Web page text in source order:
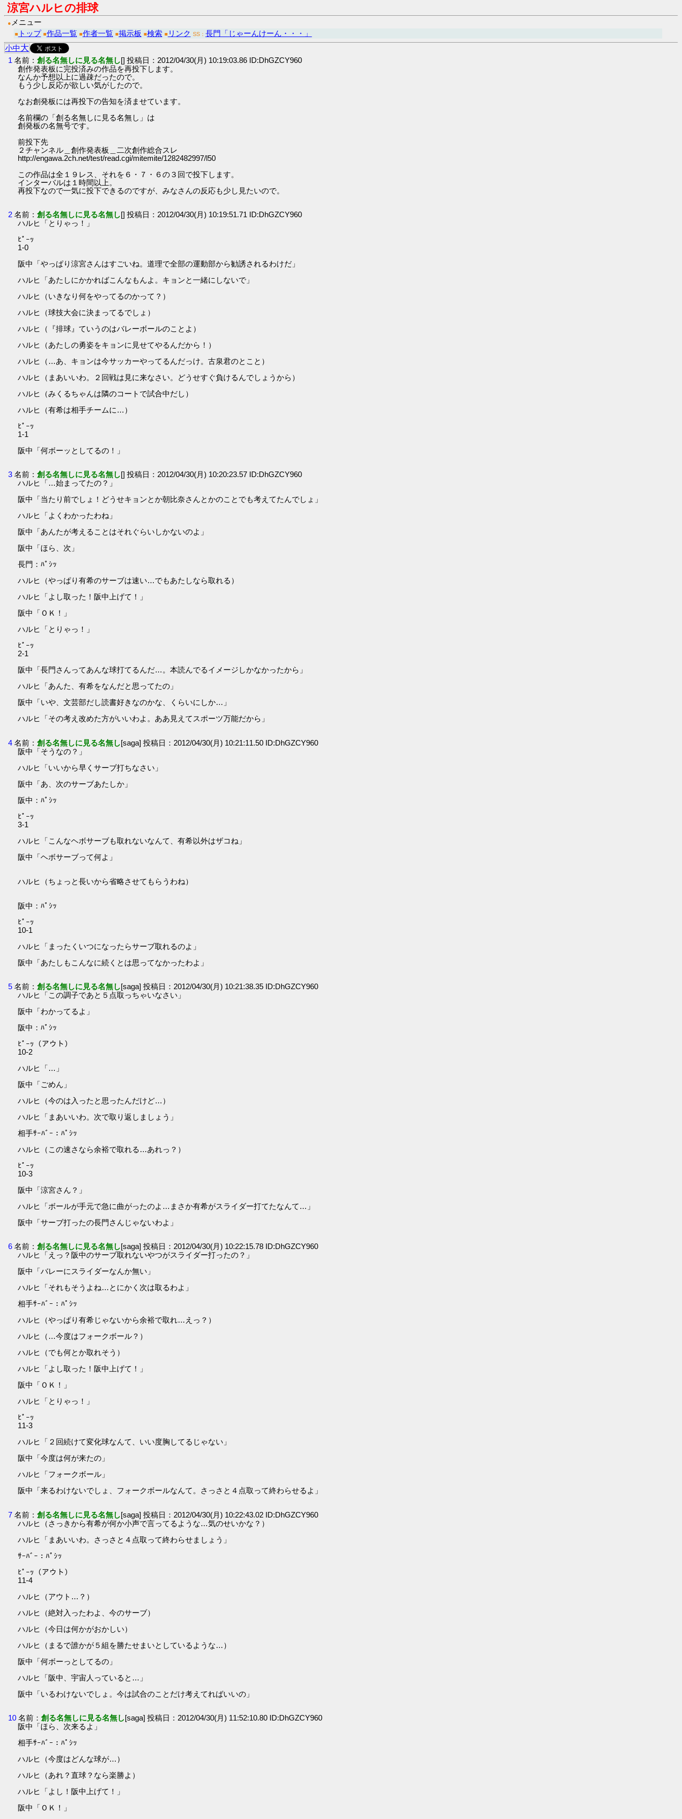
涼宮ハルヒの排球
● メニュー
■ トップ ■作品一覧 ■作者一覧 ■掲示板 ■検索 ■ リンク SS： 長門「じゃーんけーん・・・」
小中大
1 名前：創る名無しに見る名無し[] 投稿日：2012/04/30(月) 10:19:03.86 ID:DhGZCY960
創作発表板に完投済みの作品を再投下します。
なんか予想以上に過疎だったので。
もう少し反応が欲しい気がしたので。
なお創発板には再投下の告知を済ませています。
名前欄の「創る名無しに見る名無し」は
創発板の名無号です。
前投下先
２チャンネル＿創作発表板＿二次創作総合スレ
http://engawa.2ch.net/test/read.cgi/mitemite/1282482997/l50
この作品は全１９レス、それを６・７・６の３回で投下します。
インターバルは１時間以上。
再投下なので一気に投下できるのですが、みなさんの反応も少し見たいので。
2 名前：創る名無しに見る名無し[] 投稿日：2012/04/30(月) 10:19:51.71 ID:DhGZCY960
ハルヒ「とりゃっ！」
ﾋﾟｰｯ
1-0
阪中「やっぱり涼宮さんはすごいね。道理で全部の運動部から勧誘されるわけだ」
ハルヒ「あたしにかかればこんなもんよ。キョンと一緒にしないで」
ハルヒ（いきなり何をやってるのかって？）
ハルヒ（球技大会に決まってるでしょ）
ハルヒ（『排球』ていうのはバレーボールのことよ）
ハルヒ（あたしの勇姿をキョンに見せてやるんだから！）
ハルヒ（…あ、キョンは今サッカーやってるんだっけ。古泉君のとこと）
ハルヒ（まあいいわ。２回戦は見に来なさい。どうせすぐ負けるんでしょうから）
ハルヒ（みくるちゃんは隣のコートで試合中だし）
ハルヒ（有希は相手チームに…）
ﾋﾟｰｯ
1-1
阪中「何ボーッとしてるの！」
3 名前：創る名無しに見る名無し[] 投稿日：2012/04/30(月) 10:20:23.57 ID:DhGZCY960
ハルヒ「…始まってたの？」
阪中「当たり前でしょ！どうせキョンとか朝比奈さんとかのことでも考えてたんでしょ」
ハルヒ「よくわかったわね」
阪中「あんたが考えることはそれぐらいしかないのよ」
阪中「ほら、次」
長門：ﾊﾟｼｯ
ハルヒ（やっぱり有希のサーブは速い…でもあたしなら取れる）
ハルヒ「よし取った！阪中上げて！」
阪中「ＯＫ！」
ハルヒ「とりゃっ！」
ﾋﾟｰｯ
2-1
阪中「長門さんってあんな球打てるんだ…。本読んでるイメージしかなかったから」
ハルヒ「あんた、有希をなんだと思ってたの」
阪中「いや、文芸部だし読書好きなのかな、くらいにしか…」
ハルヒ「その考え改めた方がいいわよ。ああ見えてスポーツ万能だから」
4 名前：創る名無しに見る名無し[saga] 投稿日：2012/04/30(月) 10:21:11.50 ID:DhGZCY960
阪中「そうなの？」
ハルヒ「いいから早くサーブ打ちなさい」
阪中「あ、次のサーブあたしか」
阪中：ﾊﾟｼｯ
ﾋﾟｰｯ
3-1
ハルヒ「こんなヘボサーブも取れないなんて、有希以外はザコね」
阪中「ヘボサーブって何よ」
ハルヒ（ちょっと長いから省略させてもらうわね）
阪中：ﾊﾟｼｯ
ﾋﾟｰｯ
10-1
ハルヒ「まったくいつになったらサーブ取れるのよ」
阪中「あたしもこんなに続くとは思ってなかったわよ」
5 名前：創る名無しに見る名無し[saga] 投稿日：2012/04/30(月) 10:21:38.35 ID:DhGZCY960
ハルヒ「この調子であと５点取っちゃいなさい」
阪中「わかってるよ」
阪中：ﾊﾟｼｯ
ﾋﾟｰｯ（アウト）
10-2
ハルヒ「…」
阪中「ごめん」
ハルヒ（今のは入ったと思ったんだけど…）
ハルヒ「まあいいわ。次で取り返しましょう」
相手ｻｰﾊﾞｰ：ﾊﾟｼｯ
ハルヒ（この速さなら余裕で取れる…あれっ？）
ﾋﾟｰｯ
10-3
阪中「涼宮さん？」
ハルヒ「ボールが手元で急に曲がったのよ…まさか有希がスライダー打てたなんて…」
阪中「サーブ打ったの長門さんじゃないわよ」
6 名前：創る名無しに見る名無し[saga] 投稿日：2012/04/30(月) 10:22:15.78 ID:DhGZCY960
ハルヒ「えっ？阪中のサーブ取れないやつがスライダー打ったの？」
阪中「バレーにスライダーなんか無い」
ハルヒ「それもそうよね…とにかく次は取るわよ」
相手ｻｰﾊﾞｰ：ﾊﾟｼｯ
ハルヒ（やっぱり有希じゃないから余裕で取れ…えっ？）
ハルヒ（…今度はフォークボール？）
ハルヒ（でも何とか取れそう）
ハルヒ「よし取った！阪中上げて！」
阪中「ＯＫ！」
ハルヒ「とりゃっ！」
ﾋﾟｰｯ
11-3
ハルヒ「２回続けて変化球なんて、いい度胸してるじゃない」
阪中「今度は何が来たの」
ハルヒ「フォークボール」
阪中「来るわけないでしょ、フォークボールなんて。さっさと４点取って終わらせるよ」
7 名前：創る名無しに見る名無し[saga] 投稿日：2012/04/30(月) 10:22:43.02 ID:DhGZCY960
ハルヒ（さっきから有希が何か小声で言ってるような…気のせいかな？）
ハルヒ「まあいいわ。さっさと４点取って終わらせましょう」
ｻｰﾊﾞｰ：ﾊﾟｼｯ
ﾋﾟｰｯ（アウト）
11-4
ハルヒ（アウト…？）
ハルヒ（絶対入ったわよ、今のサーブ）
ハルヒ（今日は何かがおかしい）
ハルヒ（まるで誰かが５組を勝たせまいとしているような…）
阪中「何ボーっとしてるの」
ハルヒ「阪中、宇宙人っていると…」
阪中「いるわけないでしょ。今は試合のことだけ考えてればいいの」
10 名前：創る名無しに見る名無し[saga] 投稿日：2012/04/30(月) 11:52:10.80 ID:DhGZCY960
阪中「ほら、次来るよ」
相手ｻｰﾊﾞｰ：ﾊﾟｼｯ
ハルヒ（今度はどんな球が…）
ハルヒ（あれ？直球？なら楽勝よ）
ハルヒ「よし！阪中上げて！」
阪中「ＯＫ！」